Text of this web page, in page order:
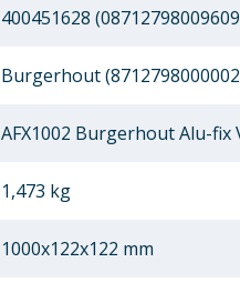
400451628
Burgerhout
AFX1002 Burgerhout Alu-fix
1,473 kg
1000x122x122 mm